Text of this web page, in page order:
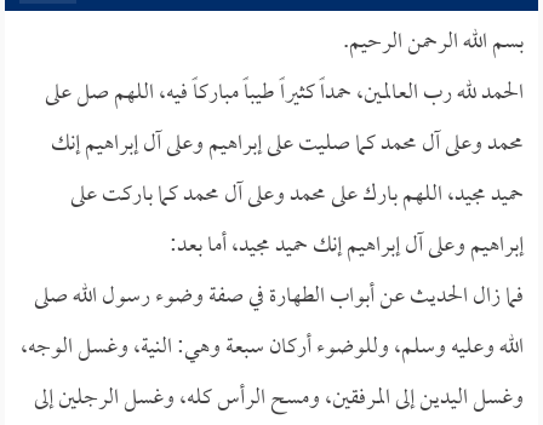
بسم الله الرحمن الرحيم.
الحمد لله رب العالمين، حمداً كثيراً طيباً مباركاً فيه، اللهم صل على
محمد وعلى آل محمد كما صليت على إبراهيم وعلى آل إبراهيم إنك
حميد مجيد، اللهم بارك على محمد وعلى آل محمد كما باركت على
إبراهيم وعلى آل إبراهيم إنك حميد مجيد، أما بعد:
فما زال الحديث عن أبواب الطهارة في صفة وضوء رسول الله صلى
الله وعليه وسلم، وللوضوء أركان سبعة وهي: النية، وغسل الوجه،
وغسل اليدين إلى المرفقين، ومسح الرأس كله، وغسل الرجلين إلى